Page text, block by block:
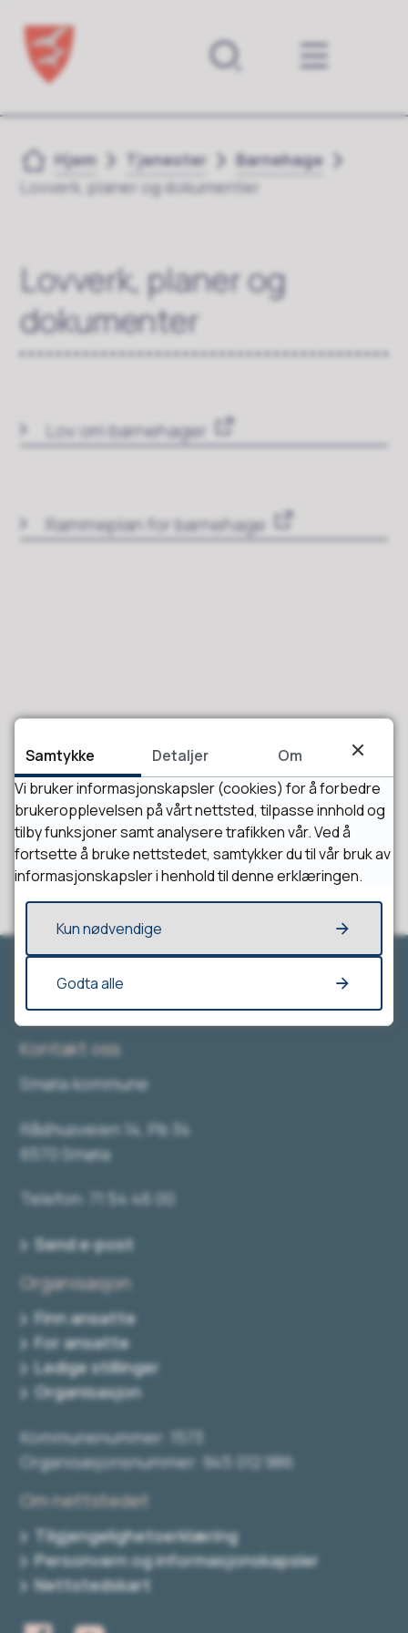
Forsiden
Du er her:
Hjem Tjenester
Barnehage
Lovverk, planer og dokumenter
Lovverk, planer og
dokumenter
Lov om barnehager
Rammeplan for barnehage
Fant du det du lette etter?
Ja Nei
Kontakt oss
Smøla kommune
Rådhusveien 14, Pb 34
6570 Smøla
Telefon: 71 54 46 00
Send e-post
Organisasjon
Finn ansatte
For ansatte
Ledige stillinger
Organisasjon
Kommunenummer: 1573
Organisasjonsnummer: 945 012 986
Om nettstedet
Tilgjengelighetserklæring
Personvern og informasjonskapsler
Nettstedskart
Samtykke Detaljer
Om
Vi bruker informasjonskapsler (cookies) for å forbedre
brukeropplevelsen på vårt nettsted, tilpasse innhold og
tilby funksjoner samt analysere trafikken vår. Ved å
fortsette å bruke nettstedet, samtykker du til vår bruk av
informasjonskapsler i henhold til denne erklæringen.
Kun nødvendige
Godta alle